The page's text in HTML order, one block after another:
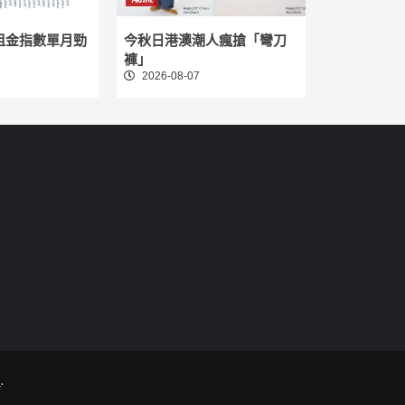
金指數單月勁
今秋日港澳潮人瘋搶「彎刀
褲」
2026-08-07
.